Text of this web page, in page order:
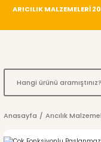
ARICILIK MALZEMELERİ
Anasayfa Arıcılık